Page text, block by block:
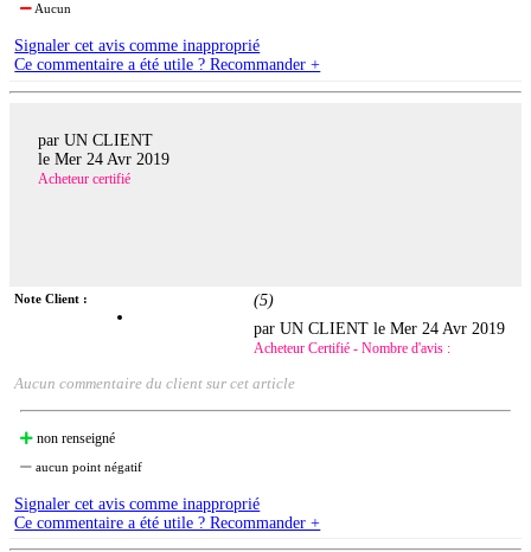
Aucun
Signaler cet avis comme inapproprié
Ce commentaire a été utile ? Recommander +
par UN CLIENT
le Mer 24 Avr 2019
Acheteur certifié
Note Client : (5)
par UN CLIENT leMer 24 Avr 2019
Acheteur Certifié - Nombre d'avis :
Aucun commentaire du client sur cet article
non renseigné
aucun point négatif
Signaler cet avis comme inapproprié
Ce commentaire a été utile ? Recommander +